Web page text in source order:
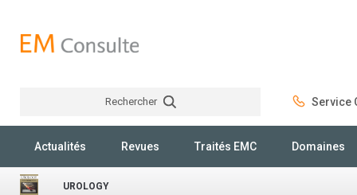
Rechercher Service
Actualités Revues Traités EMC Domaines
UROLOGY